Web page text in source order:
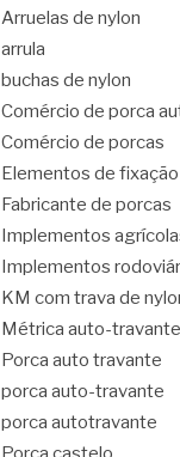
Arruelas de nylon
arrula
buchas de nylon
Comércio de porca
Comércio de porcas
Elementos de fixação
Fabricante de porcas
Implementos
Implementos
KM com trava de
Métrica auto-travante
Porca auto travante
porca auto-travante
porca autotravante